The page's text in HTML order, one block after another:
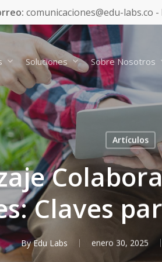
comunicaciones@edu-labs.co -
Soluciones Sobre Nosotros
Artículos
Claves
By Edu Labs enero 30, 2025